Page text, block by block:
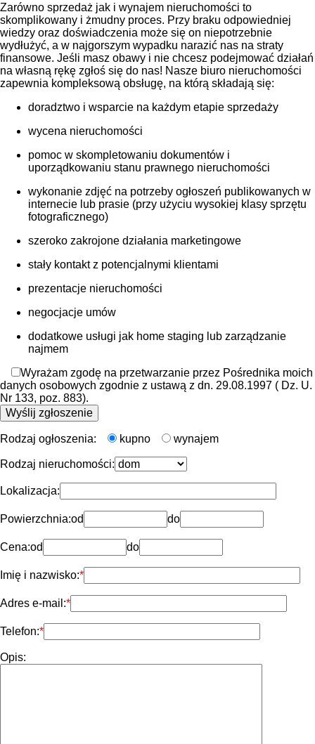
Zarówno sprzedaż jak i wynajem nieruchomości to
skomplikowany i żmudny proces. Przy braku odpowiedniej
wiedzy oraz doświadczenia może się on niepotrzebnie
wydłużyć, a w najgorszym wypadku narazić nas na straty
finansowe. Jeśli masz obawy i nie chcesz podejmować działań
na własną rękę zgłoś się do nas! Nasze biuro nieruchomości
zapewnia kompleksową obsługę, na którą składają się:
doradztwo i wsparcie na każdym etapie sprzedaży
wycena nieruchomości
pomoc w skompletowaniu dokumentów i
uporządkowaniu stanu prawnego nieruchomości
wykonanie zdjęć na potrzeby ogłoszeń publikowanych w
internecie lub prasie (przy użyciu wysokiej klasy sprzętu
fotograficznego)
szeroko zakrojone działania marketingowe
stały kontakt z potencjalnymi klientami
prezentacje nieruchomości
negocjacje umów
dodatkowe usługi jak home staging lub zarządzanie
najmem
Wyrażam zgodę na przetwarzanie przez Pośrednika moich
danych osobowych zgodnie z ustawą z dn. 29.08.1997 ( Dz. U.
Nr 133, poz. 883).
Rodzaj ogłoszenia: kupno wynajem
Rodzaj nieruchomości:
Lokalizacja:
Powierzchnia:od do
Cena:od do
Imię i nazwisko:
Adres e-mail:
Telefon:
Opis: